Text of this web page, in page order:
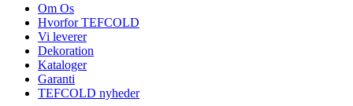
Om Os
Hvorfor TEFCOLD
Vi leverer
Dekoration
Kataloger
Garanti
TEFCOLD nyheder